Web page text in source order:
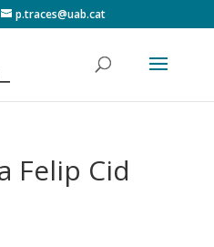
p.traces@uab.cat
Felip Cid